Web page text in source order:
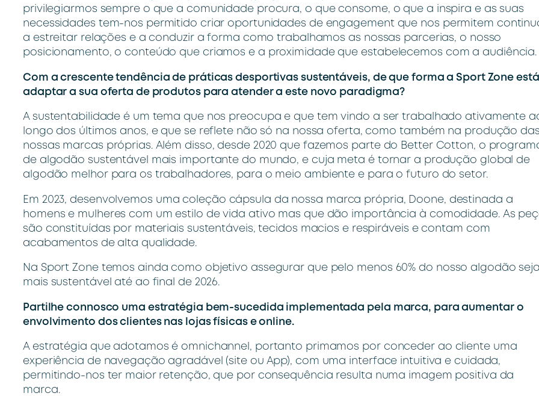
privilegiarmos sempre o que a comunidade procura, o que consome, o que a inspira e as suas
necessidades tem-nos permitido criar oportunidades de engagement que nos permitem
a estreitar relações e a conduzir a forma como trabalhamos as nossas parcerias, o nosso
posicionamento, o conteúdo que criamos e a proximidade que estabelecemos com a audiência.
Com a crescente tendência de práticas desportivas sustentáveis, de que forma a Sport Zone
adaptar a sua oferta de produtos para atender a este novo paradigma?
A sustentabilidade é um tema que nos preocupa e que tem vindo a ser trabalhado ativamente
longo dos últimos anos, e que se reflete não só na nossa oferta, como também na produção das
nossas marcas próprias. Além disso, desde 2020 que fazemos parte do Better Cotton, o
de algodão sustentável mais importante do mundo, e cuja meta é tornar a produção global de
algodão melhor para os trabalhadores, para o meio ambiente e para o futuro do setor.
Em 2023, desenvolvemos uma coleção cápsula da nossa marca própria, Doone, destinada a
homens e mulheres com um estilo de vida ativo mas que dão importância à comodidade. As
são constituídas por materiais sustentáveis, tecidos macios e respiráveis e contam com
acabamentos de alta qualidade.
Na Sport Zone temos ainda como objetivo assegurar que pelo menos 60% do nosso algodão seja
mais sustentável até ao final de 2026.
Partilhe connosco uma estratégia bem-sucedida implementada pela marca, para aumentar o
envolvimento dos clientes nas lojas físicas e online.
A estratégia que adotamos é omnichannel, portanto primamos por conceder ao cliente uma
experiência de navegação agradável (site ou App), com uma interface intuitiva e cuidada,
permitindo-nos ter maior retenção, que por consequência resulta numa imagem positiva da
marca.